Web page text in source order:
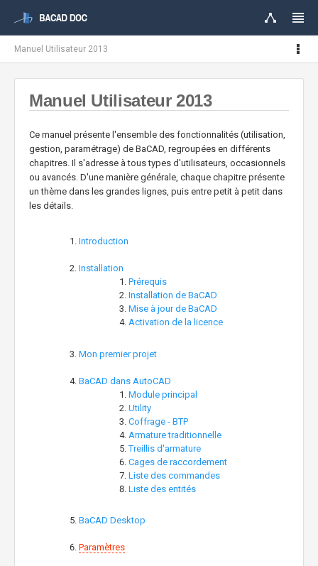
Manuel Utilisateur 2013
Manuel Utilisateur 2013
Ce manuel présente l'ensemble des fonctionnalités (utilisation,
gestion, paramétrage) de BaCAD, regroupées en différents
chapitres. Il s'adresse à tous types d'utilisateurs, occasionnels
ou avancés. D'une manière générale, chaque chapitre présente
un thème dans les grandes lignes, puis entre petit à petit dans
les détails.
Introduction
Installation
Prérequis
Installation de BaCAD
Mise à jour de BaCAD
Activation de la licence
Mon premier projet
BaCAD dans AutoCAD
Module principal
Utility
Coffrage - BTP
Armature traditionnelle
Treillis d'armature
Cages de raccordement
Liste des commandes
Liste des entités
BaCAD Desktop
Paramètres